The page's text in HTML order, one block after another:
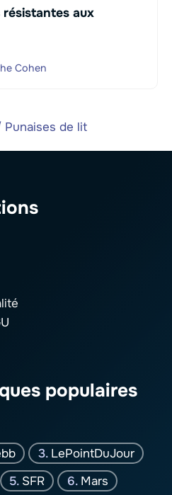
aux
Cohen
Punaises de lit
populaires
LePointDuJour
SFR Mars